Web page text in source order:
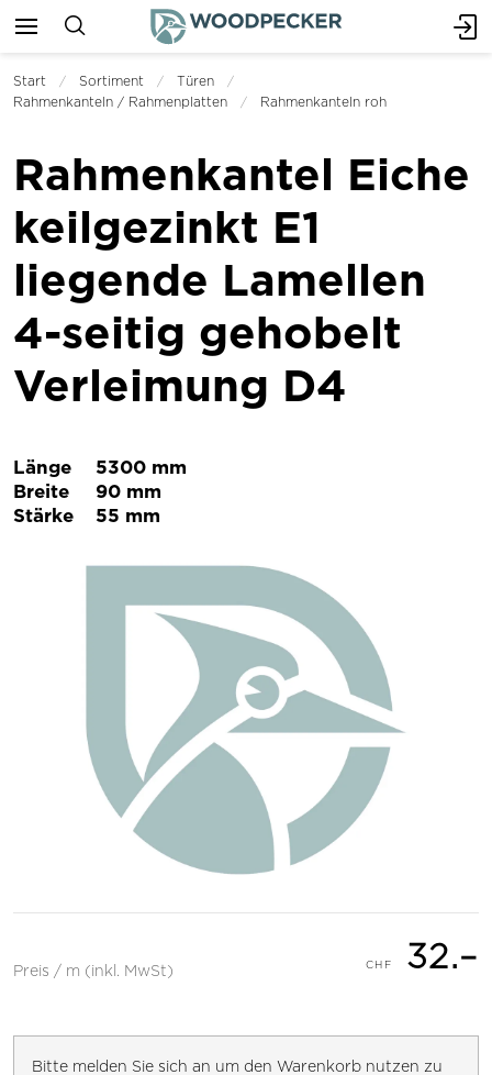
Start Sortiment
Türen
Rahmenkanteln / Rahmenplatten
Rahmenkanteln roh
Rahmenkantel Eiche
keilgezinkt E1
liegende Lamellen
4-seitig gehobelt
Verleimung D4
Länge
5300 mm
Breite
90 mm
Stärke
55 mm
Preis / m (inkl. MwSt) 32.–
Bitte melden Sie sich an um den Warenkorb nutzen zu